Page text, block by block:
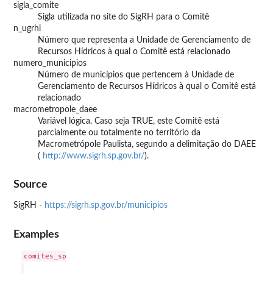
sigla_comite
Sigla utilizada no site do SigRH para o Comitê
n_ugrhi
Número que representa a Unidade de Gerenciamento de
Recursos Hídricos à qual o Comitê está relacionado
numero_municipios
Número de municípios que pertencem à Unidade de
Gerenciamento de Recursos Hídricos à qual o Comitê está
relacionado
macrometropole_daee
Variável lógica. Caso seja TRUE, este Comitê está
parcialmente ou totalmente no território da
Macrometrópole Paulista, segundo a delimitação do DAEE
( http://www.sigrh.sp.gov.br/).
Source
SigRH - https://sigrh.sp.gov.br/municipios
Examples
comites_sp